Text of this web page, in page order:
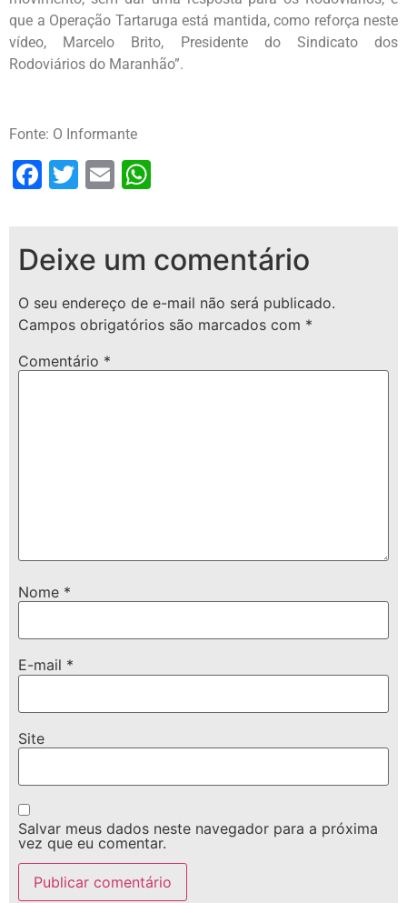
que a Operação Tartaruga está mantida, como reforça neste
vídeo, Marcelo Brito, Presidente do Sindicato dos
Rodoviários do Maranhão”.
Fonte: O Informante
Facebook
Twitter
Email
Deixe um comentário
O seu endereço de e-mail não será publicado.
Campos obrigatórios são marcados com *
Comentário *
Nome *
E-mail *
Site
Salvar meus dados neste navegador para a próxima
vez que eu comentar.